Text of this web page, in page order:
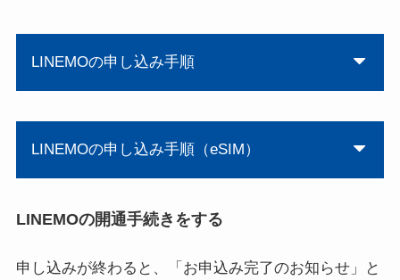
LINEMOの申し込み手順
LINEMOの申し込み手順（eSIM）
LINEMOの開通手続きをする
申し込みが終わると、「お申込み完了のお知らせ」と